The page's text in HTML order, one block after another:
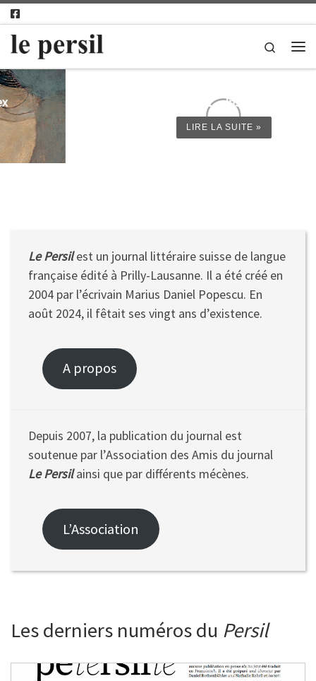
Passer au contenu
Search
Le Persil – n° 199-201 – Institut littéraire suisse
LIRE LA SUITE »
Le Persilest un journal littéraire suisse de langue
française édité à Prilly-Lausanne. Il a été créé en
2004 par l’écrivain Marius Daniel Popescu. En
août 2024, il fêtait ses vingt ans d’existence.
A propos
Depuis 2007, la publication du journal est
soutenue par l’Association des Amis du journal
Le Persilainsi que par différents mécènes.
L’Association
Les derniers numéros du Persil